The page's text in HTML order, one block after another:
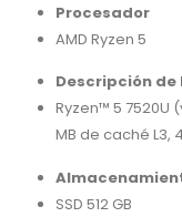
Procesador
AMD Ryzen 5
Descripción de
Ryzen™ 5 7520U
MB de caché L3,
SSD 512 GB